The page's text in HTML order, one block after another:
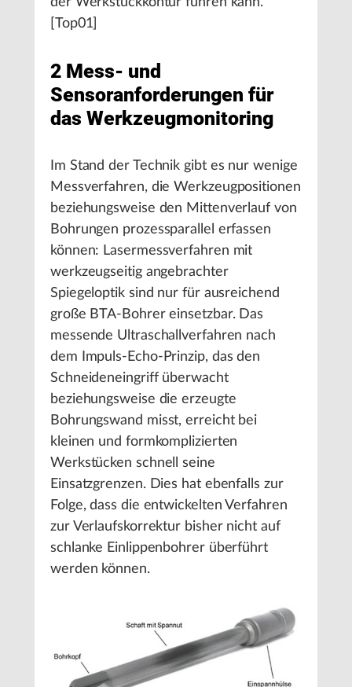
[Top01]
2 Mess- und
Sensoranforderungen für
das Werkzeugmonitoring
Im Stand der Technik gibt es nur wenige
Messverfahren, die Werkzeugpositionen
beziehungsweise den Mittenverlauf von
Bohrungen prozessparallel erfassen
können: Lasermessverfahren mit
werkzeugseitig angebrachter
Spiegeloptik sind nur für ausreichend
große BTA-Bohrer einsetzbar. Das
messende Ultraschallverfahren nach
dem Impuls-Echo-Prinzip, das den
Schneideneingriff überwacht
beziehungsweise die erzeugte
Bohrungswand misst, erreicht bei
kleinen und formkomplizierten
Werkstücken schnell seine
Einsatzgrenzen. Dies hat ebenfalls zur
Folge, dass die entwickelten Verfahren
zur Verlaufskorrektur bisher nicht auf
schlanke Einlippenbohrer überführt
werden können.